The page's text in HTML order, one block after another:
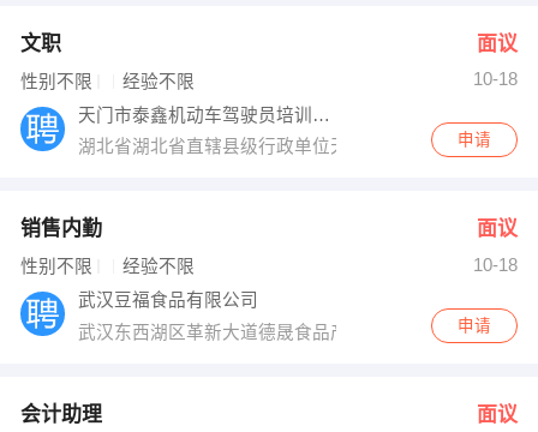
文职 面议
性别不限 经验不限
10-18
天门市泰鑫机动车驾驶员培训有限公司
湖北省湖北省直辖县级行政单位天门市S107
申请
销售内勤 面议
性别不限 经验不限
10-18
武汉豆福食品有限公司
武汉东西湖区革新大道德晟食品产业园
申请
会计助理 面议